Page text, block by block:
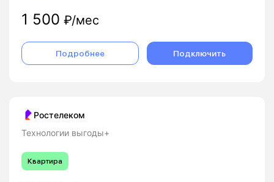
1 500 ₽/мес
Подробнее Подключить
Ростелеком
Технологии выгоды+
Квартира